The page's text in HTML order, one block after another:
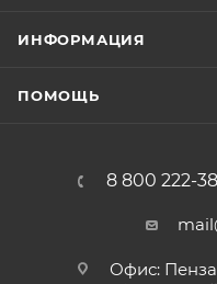
ИНФОРМАЦИЯ
ПОМОЩЬ
8 800 222-
Офис: